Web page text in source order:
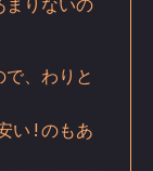
、わりと
い!のもあ